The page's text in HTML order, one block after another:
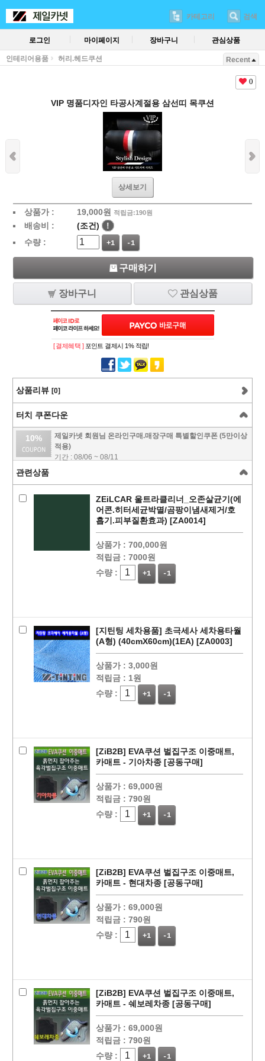
카테고리 검색
로그인 마이페이지 장바구니 관심상품
인테리어용품 허리.헤드쿠션 Recent
0
VIP 명품디자인 타공사계절용 삼선띠 목쿠션
상세보기
상품가 : 19,000원 적립금:190원
배송비 : (조건)
!
수량 :
+1 -1
구매하기
장바구니 관심상품
PAYCO 바로
[ 결제혜택 ] 포인트 결제시 1% 적립!
상품리뷰 [0]
터치 쿠폰다운
10%
제일카넷 회원님 온라인구매.매장구매 특별할인쿠폰 (5만이상
적용)
기간 : 08/06 ~ 08/11
관련상품
ZEiLCAR 울트라클리너_오존살균기(에
어콘.히터세균박멸/곰팡이냄새제거/호
흡기.피부질환효과) [ZA0014]
상품가 : 700,000원
적립금 : 7000원
수량 :
+1 -1
[지틴팅 세차용품] 초극세사 세차용타월
(A형) (40cmX60cm)(1EA) [ZA0003]
상품가 : 3,000원
적립금 : 1원
수량 :
+1 -1
[ZiB2B] EVA쿠션 벌집구조 이중매트,
카매트 - 기아차종 [공동구매]
상품가 : 69,000원
적립금 : 790원
수량 :
+1 -1
[ZiB2B] EVA쿠션 벌집구조 이중매트,
카매트 - 현대차종 [공동구매]
상품가 : 69,000원
적립금 : 790원
수량 :
+1 -1
[ZiB2B] EVA쿠션 벌집구조 이중매트,
카매트 - 쉐보레차종 [공동구매]
상품가 : 69,000원
적립금 : 790원
수량 :
+1 -1